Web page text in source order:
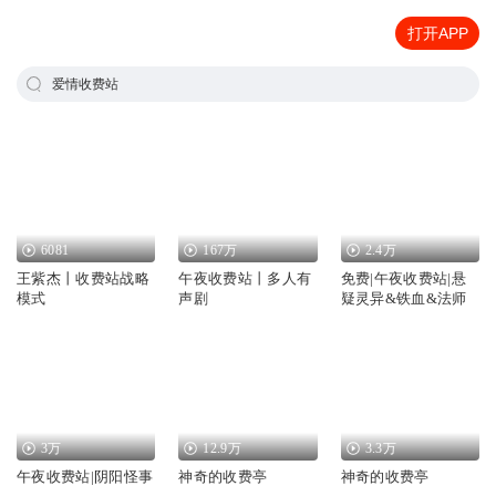
打开APP
爱情收费站
6081
王紫杰丨收费站战略
模式
167万
午夜收费站丨多人有
声剧
2.4万
免费|午夜收费站|悬
疑灵异&铁血&法师
3万
午夜收费站|阴阳怪事
12.9万
神奇的收费亭
3.3万
神奇的收费亭